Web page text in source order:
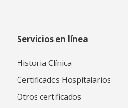
Servicios en línea
Historia Clínica
Certificados Hospitalarios
Otros certificados